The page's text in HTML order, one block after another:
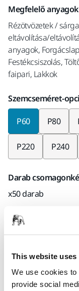
This website uses
We use cookies
provide social
Megfelelő anyagok
Rézötvözetek /
eltávolítása/
anyagok,
Festékcsiszolás,
faipari, Lakkok
Szemcseméret-
P60 P80
P220 P240
Darab
x50 darab
Mirka kód